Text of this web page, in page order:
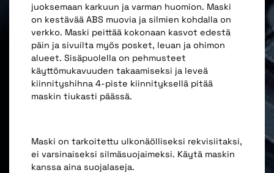
juoksemaan karkuun ja varman huomion. Maski
on kestävää ABS muovia ja silmien kohdalla on
verkko. Maski peittää kokonaan kasvot edestä
päin ja sivuilta myös posket, leuan ja ohimon
alueet. Sisäpuolella on pehmusteet
käyttömukavuuden takaamiseksi ja leveä
kiinnityshihna 4-piste kiinnityksellä pitää
maskin tiukasti päässä.
Maski on tarkoitettu ulkonäölliseksi rekvisiitaksi,
ei varsinaiseksi silmäsuojaimeksi. Käytä maskin
kanssa aina suojalaseja.